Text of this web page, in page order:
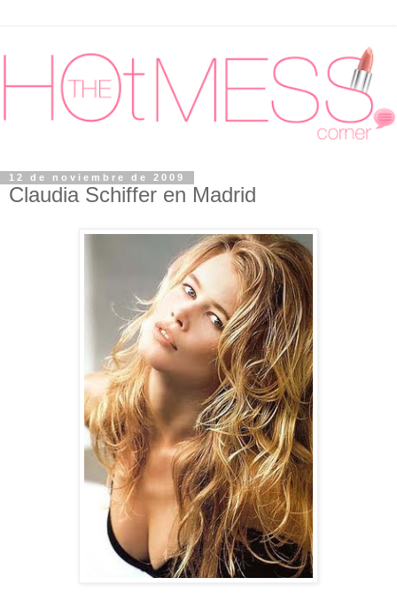
12 de noviembre de 2009
Claudia Schiffer en Madrid